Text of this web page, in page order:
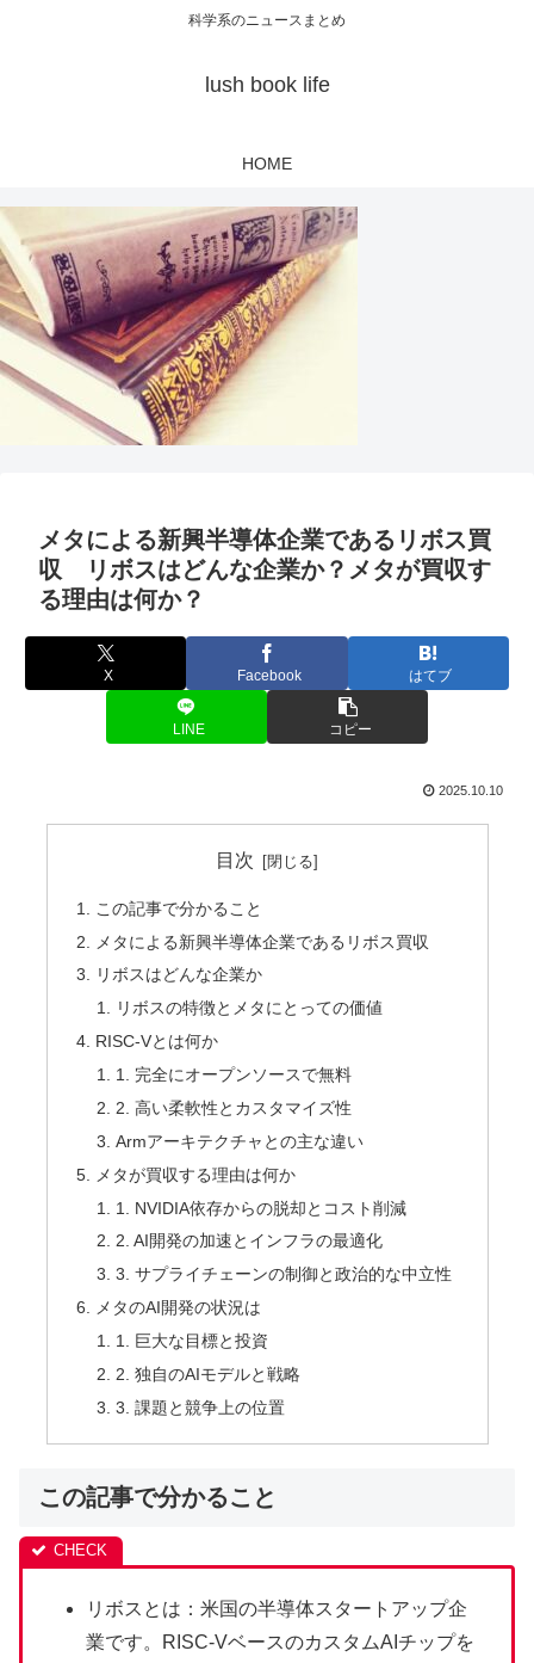
科学系のニュースまとめ
lush book life
HOME
メタによる新興半導体企業であるリボス買
収 リボスはどんな企業か？メタが買収す
る理由は何か？
X Facebook はてブ
LINE コピー
2025.10.10
目次
この記事で分かること
メタによる新興半導体企業であるリボス買収
リボスはどんな企業か
リボスの特徴とメタにとっての価値
RISC-Vとは何か
1. 完全にオープンソースで無料
2. 高い柔軟性とカスタマイズ性
Armアーキテクチャとの主な違い
メタが買収する理由は何か
1. NVIDIA依存からの脱却とコスト削減
2. AI開発の加速とインフラの最適化
3. サプライチェーンの制御と政治的な中立性
メタのAI開発の状況は
1. 巨大な目標と投資
2. 独自のAIモデルと戦略
3. 課題と競争上の位置
この記事で分かること
リボスとは：米国の半導体スタートアップ企
業です。RISC-VベースのカスタムAIチップを